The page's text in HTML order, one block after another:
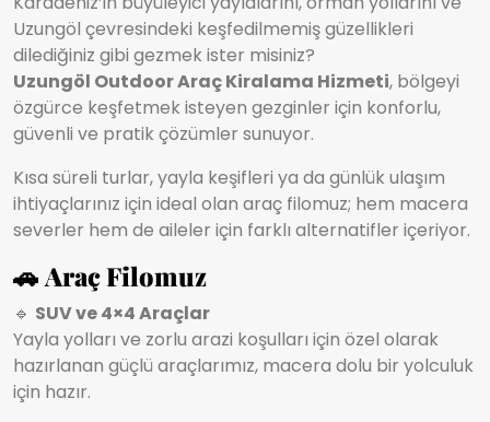
Uzungöl çevresindeki keşfedilmemiş güzellikleri
dilediğiniz gibi gezmek ister misiniz?
Uzungöl Outdoor Araç Kiralama Hizmeti, bölgeyi
özgürce keşfetmek isteyen gezginler için konforlu,
güvenli ve pratik çözümler sunuyor.
Kısa süreli turlar, yayla keşifleri ya da günlük ulaşım
ihtiyaçlarınız için ideal olan araç filomuz; hem macera
severler hem de aileler için farklı alternatifler içeriyor.
🚗Araç Filomuz
🔹 SUV ve 4×4 Araçlar
Yayla yolları ve zorlu arazi koşulları için özel olarak
hazırlanan güçlü araçlarımız, macera dolu bir yolculuk
için hazır.